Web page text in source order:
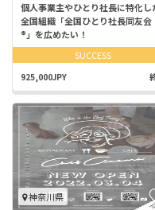
個人事業主やひとり社長に特化し
全国組織「全国ひとり社長同友会
®︎」を広めたい！
SUCCESS
925,000JPY
神奈川県